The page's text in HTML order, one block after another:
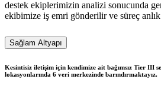
destek ekiplerimizin analizi sonucunda
ekibimize iş emri gönderilir ve süreç
Sağlam Altyapı
Kesintisiz iletişim için kendimize ait bağımsız Tier III
lokasyonlarında 6 veri merkezinde barındırmaktayız.